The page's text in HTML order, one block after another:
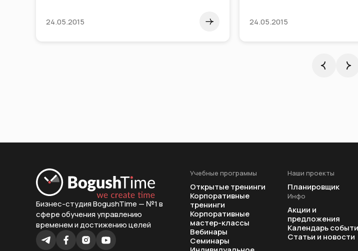
24.05.2015 24.05.2015
Бизнес-студия BogushTime — №1 в
сфере обучения управлению
временем и достижению целей
Учебные программы
Открытые тренинги
Корпоративные
тренинги
Корпоративные
мастер-классы
Вебинары
Семинары
Наши проекты
Планировщик
Инфо
Акции и
предложения
Календарь
Статьи и новости